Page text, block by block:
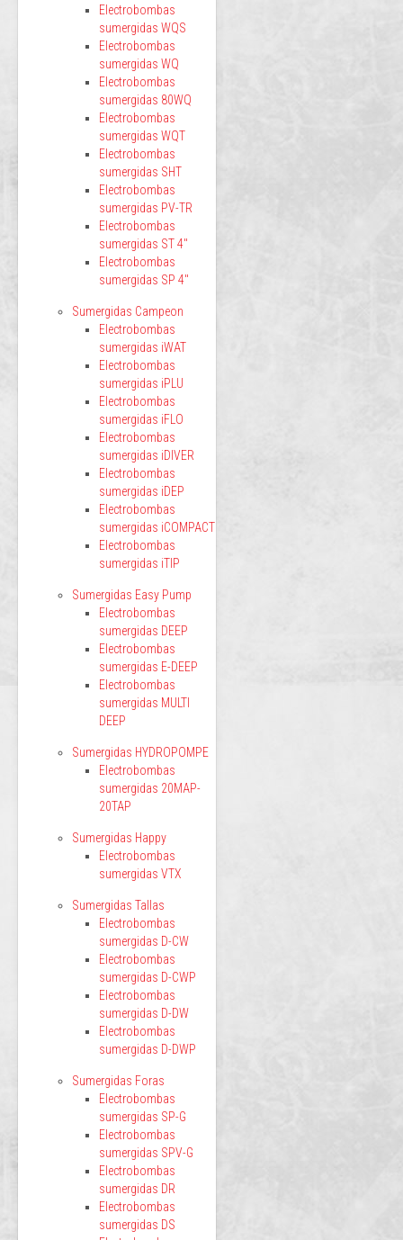
Electrobombas
sumergidas WQS
Electrobombas
sumergidas WQ
Electrobombas
sumergidas 80WQ
Electrobombas
sumergidas WQT
Electrobombas
sumergidas SHT
Electrobombas
sumergidas PV-TR
Electrobombas
sumergidas ST 4"
Electrobombas
sumergidas SP 4"
Sumergidas Campeon
Electrobombas
sumergidas iWAT
Electrobombas
sumergidas iPLU
Electrobombas
sumergidas iFLO
Electrobombas
sumergidas iDIVER
Electrobombas
sumergidas iDEP
Electrobombas
sumergidas iCOMPACT
Electrobombas
sumergidas iTIP
Sumergidas Easy Pump
Electrobombas
sumergidas DEEP
Electrobombas
sumergidas E-DEEP
Electrobombas
sumergidas MULTI
DEEP
Sumergidas HYDROPOMPE
Electrobombas
sumergidas 20MAP-
20TAP
Sumergidas Happy
Electrobombas
sumergidas VTX
Sumergidas Tallas
Electrobombas
sumergidas D-CW
Electrobombas
sumergidas D-CWP
Electrobombas
sumergidas D-DW
Electrobombas
sumergidas D-DWP
Sumergidas Foras
Electrobombas
sumergidas SP-G
Electrobombas
sumergidas SPV-G
Electrobombas
sumergidas DR
Electrobombas
sumergidas DS